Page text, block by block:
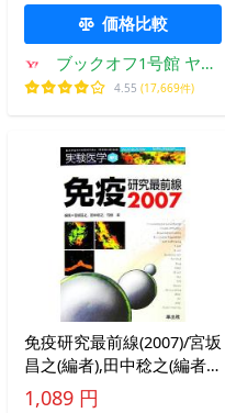
価格比較
ブックオフ1号館 ヤフ
ーショッピング店
4.55 (17,669件)
免疫研究最前線(2007)/宮坂
昌之(編者),田中稔之(編者),
竹田潔(編者)
1,089 円